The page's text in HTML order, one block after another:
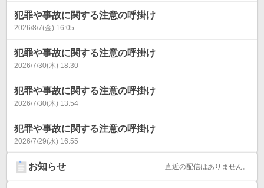
犯罪や事故に関する注意の呼掛け
2026/8/7(金) 16:05
犯罪や事故に関する注意の呼掛け
2026/7/30(木) 18:30
犯罪や事故に関する注意の呼掛け
2026/7/30(木) 13:54
犯罪や事故に関する注意の呼掛け
2026/7/29(水) 16:55
お知らせ 直近の配信はありません。